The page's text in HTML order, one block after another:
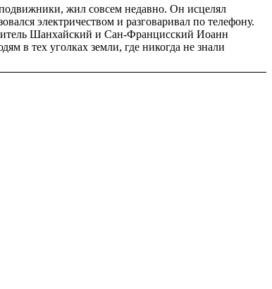
жил совсем недавно. Он исцелял
электричеством и разговаривал по телефону.
Шанхайский и Сан-Францисский Иоанн
в тех уголках земли, где никогда не знали